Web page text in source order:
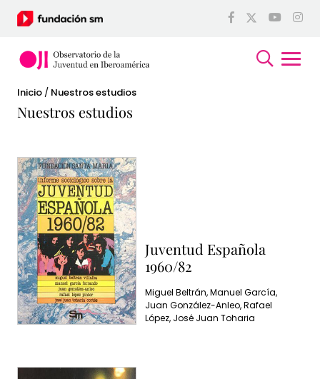
Inicio / Nuestros estudios
Nuestros estudios
Juventud Española
1960/82
Miguel Beltrán, Manuel García,
Juan González-Anleo, Rafael
López, José Juan Toharia